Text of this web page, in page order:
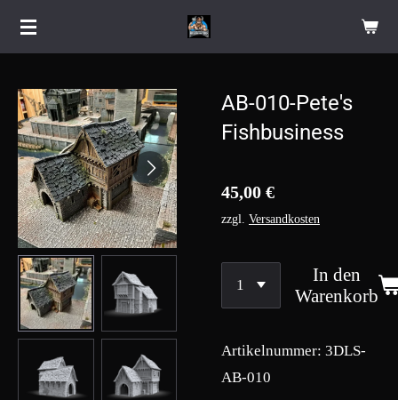
Zum
AB-010-Pete's
Fishbusiness
45,00 €
zzgl. Versandkosten
In den
Warenkorb
Artikelnummer: 3DLS-
AB-010